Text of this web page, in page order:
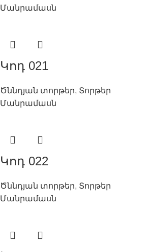
Մանրամասն
Կոդ 021
Ծննդյան տորթեր, Տորթեր
Մանրամասն
Կոդ 022
Ծննդյան տորթեր, Տորթեր
Մանրամասն